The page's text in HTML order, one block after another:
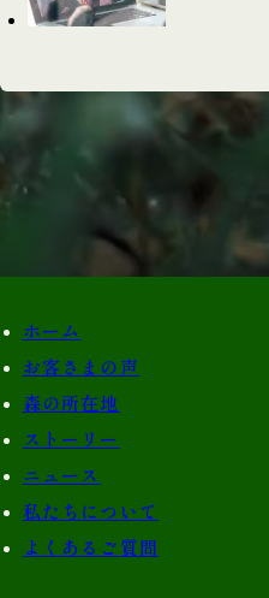
ホーム
お客さまの声
森の所在地
ストーリー
ニュース
私たちについて
よくあるご質問